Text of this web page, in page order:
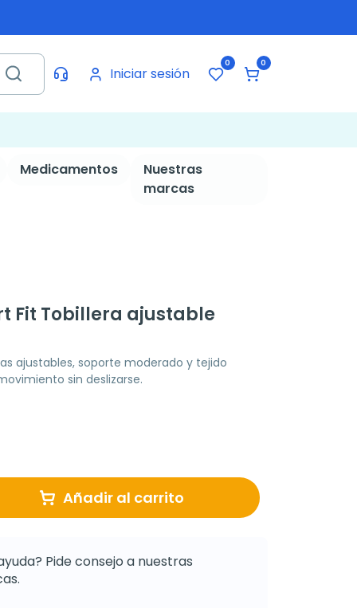
Iniciar sesión
0 0
Medicamentos
Nuestras
marcas
Fit Tobillera ajustable
ajustables, soporte moderado y tejido
sin deslizarse.
Añadir al carrito
Pide consejo a nuestras